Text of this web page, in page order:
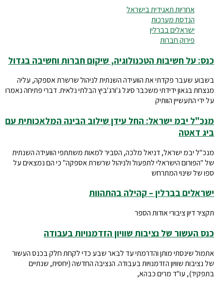
אחריות תאגידית בישראל
הנדסת מערכות
ישראלים בברלין
פירוק חברות
כנס: על חשיבות הטכנולוגיה, שיקום חברות וחשיבה בגדול
בשבוע שעבר פקדתי את הוועידה השנתית לניהול שרשרת אספקה, עליה
מנצחת בגאון ידידתי משכבר סיגל ג'ורג'ביץ הבלתי נלאית. דברי פתיחה נאמרו
על ידי התעשיין הוותיק
מנכ"ל יבמ ישראל: החל עידן שילוב הבינה המלאכותית עם
ביג דאטה
מנכ"ל יבמ ישראל, דניאל מלכה, הסביר למאות משתתפי הוועידה השנתית
של "הפורום הישראלי לתפעול ולניהול שרשרת אספקה" כי הם נמצאים על
ספו של שינוי המתרחש
ישראלים בברלין – קהילה בהתהוות
תקציר דיון ציבורי אודות הספר
כנס העשור של נציבות שוויון הזדמנויות בעבודה
אתמול שינסתי מותן והדרמתי עד לבאר שבע כדי לקחת חלק בכנס העשור
של נציבות שוויון הזדמנויות בעבודה. הנציבה החדשה (יחסית, שנתיים
בתפקיד), עו"ד מרים כבהא,